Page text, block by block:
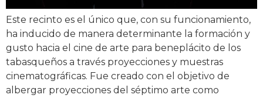
Este recinto es el único que, con su funcionamiento,
ha inducido de manera determinante la formación y
gusto hacia el cine de arte para beneplácito de los
tabasqueños a través proyecciones y muestras
cinematográficas. Fue creado con el objetivo de
albergar proyecciones del séptimo arte como